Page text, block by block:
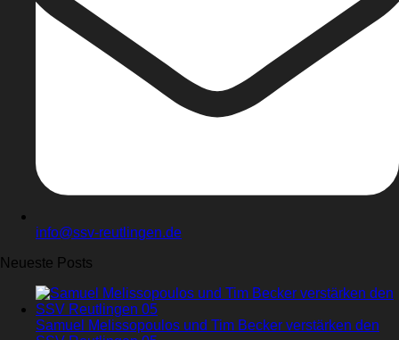
info@ssv-reutlingen.de
Neueste Posts
Samuel Melissopoulos und Tim Becker verstärken den